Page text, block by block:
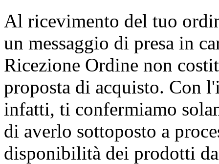
Al ricevimento del tuo
un messaggio di presa in
Ricezione Ordine non
proposta di acquisto. Con
infatti, ti confermiamo
di averlo sottoposto a
disponibilità dei prodotti